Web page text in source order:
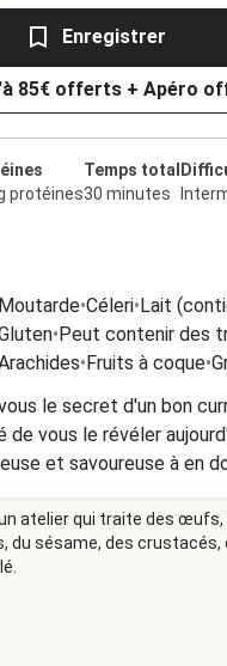
Enregistrer
85€ offerts + Apéro
protéines
Temps total
30 minutes
Moutarde•Céleri•Lait
•Peut contenir des
•Fruits à coque•
le secret d'un bon
de vous le révéler
et savoureuse à en
(ou la cuve du
de mangue, de lait de
curry. Vous nous en
atelier qui traite des œufs,
du sésame, des crustacés,